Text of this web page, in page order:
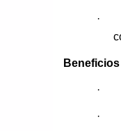
·
·
·